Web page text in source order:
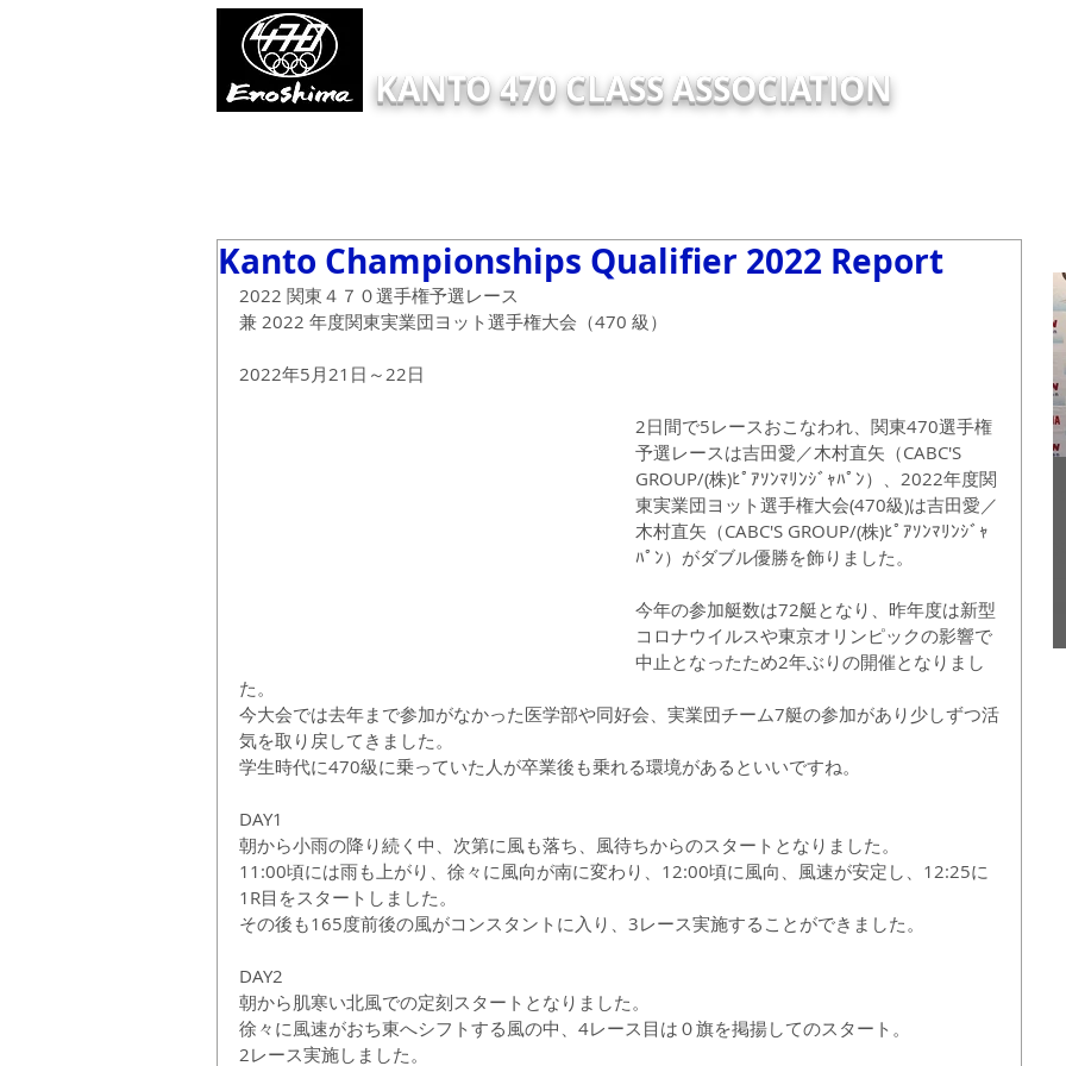
KANTO 470 CLASS ASSOCIATION
Kanto Championships Qualifier 2022 Report
2022 関東４７０選手権予選レース
兼 2022 年度関東実業団ヨット選手権大会（470 級）
2022年5月21日～22日
2日間で5レースおこなわれ、関東470選手権
予選レースは吉田愛／木村直矢（CABC'S
GROUP/(株)ﾋﾟｱｿﾝﾏﾘﾝｼﾞｬﾊﾟﾝ）、2022年度関
東実業団ヨット選手権大会(470級)は吉田愛／
木村直矢（CABC'S GROUP/(株)ﾋﾟｱｿﾝﾏﾘﾝｼﾞｬ
ﾊﾟﾝ）がダブル優勝を飾りました。
今年の参加艇数は72艇となり、昨年度は新型
コロナウイルスや東京オリンピックの影響で
中止となったため2年ぶりの開催となりまし
た。
今大会では去年まで参加がなかった医学部や同好会、実業団チーム7艇の参加があり少しずつ活
気を取り戻してきました。
学生時代に470級に乗っていた人が卒業後も乗れる環境があるといいですね。
DAY1
朝から小雨の降り続く中、次第に風も落ち、風待ちからのスタートとなりました。
11:00頃には雨も上がり、徐々に風向が南に変わり、12:00頃に風向、風速が安定し、12:25に
1R目をスタートしました。
その後も165度前後の風がコンスタントに入り、3レース実施することができました。
DAY2
朝から肌寒い北風での定刻スタートとなりました。
徐々に風速がおち東へシフトする風の中、4レース目は０旗を掲揚してのスタート。
2レース実施しました。